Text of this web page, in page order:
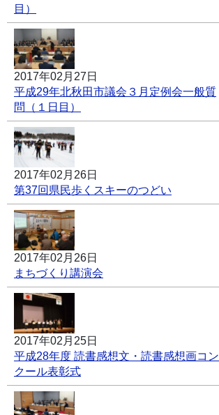
目）
2017年02月27日
平成29年北秋田市議会３月定例会一般質
問（１日目）
2017年02月26日
第37回県民歩くスキーのつどい
2017年02月26日
まちづくり講演会
2017年02月25日
平成28年度 読書感想文・読書感想画コン
クール表彰式